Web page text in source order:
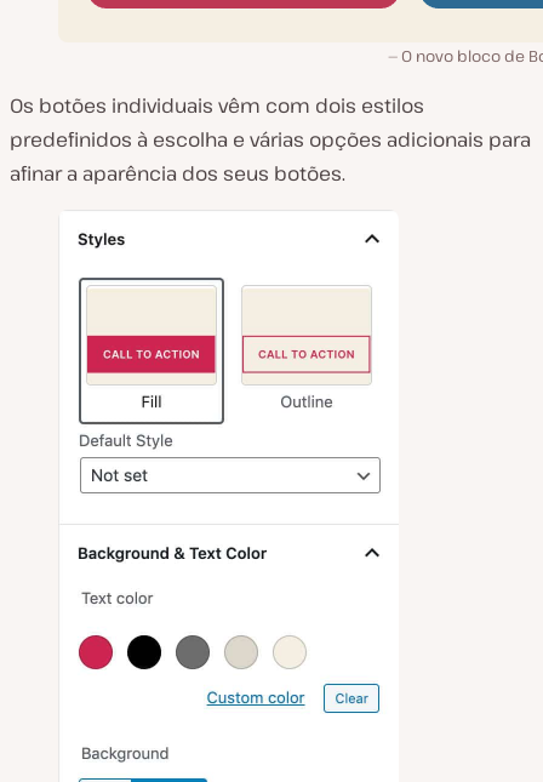
O novo bloco de
Os botões individuais vêm com dois estilos
predefinidos à escolha e várias opções adicionais para
afinar a aparência dos seus botões.